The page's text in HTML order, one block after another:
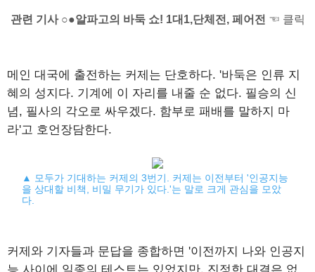
관련 기사 ○●알파고의 바둑 쇼! 1대1,단체전, 페어전 ☜ 클릭
메인 대국에 출전하는 커제는 단호하다. '바둑은 인류 지
혜의 성지다. 기계에 이 자리를 내줄 순 없다. 필승의 신
념, 필사의 각오로 싸우겠다. 함부로 패배를 말하지 마
라'고 호언장담한다.
▲ 모두가 기대하는 커제의 3번기. 커제는 이전부터 '인공지능
을 상대할 비책, 비밀 무기가 있다.'는 말로 크게 관심을 모았
다.
커제와 기자들과 문답을 종합하면 '이전까지 나와 인공지